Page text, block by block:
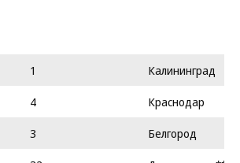
1
Калининград
4
Краснодар
3
Белгород